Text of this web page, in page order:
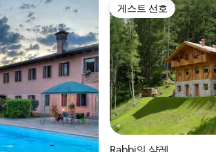
게스트 선호
게스트 선호
Rabbi의 샬레